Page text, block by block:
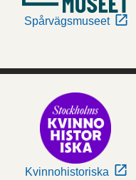
Spårvägsmuseet
Kvinnohistoriska